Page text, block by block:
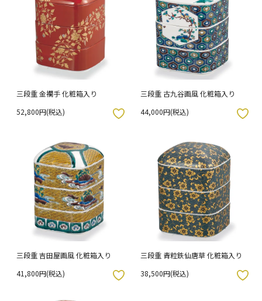
三段重 金襴手 化粧箱入り
52,800円(税込)
三段重 古九谷画風 化粧箱入り
44,000円(税込)
三段重 吉田屋画風 化粧箱入り
41,800円(税込)
三段重 青粒鉄仙唐草 化粧箱入り
38,500円(税込)
お気に入りボタン